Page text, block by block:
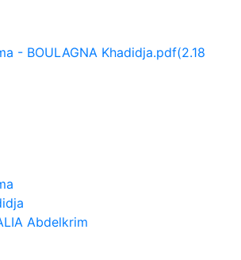
- BOULAGNA Khadidja.pdf(2.18
Abdelkrim